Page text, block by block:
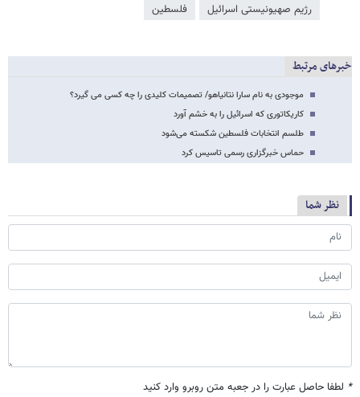
رژیم صهیونیستی اسرائیل فلسطین
خبرهای مرتبط
موجودی به نام سارا نتانیاهو/ تصمیمات کلیدی را چه کسی می گیرد؟
کاریکاتوری که اسرائیل را به خشم آورد
طلسم انتخابات فلسطین شکسته می‌شود
حماس خبرگزاری رسمی تاسیس کرد
نظر شما
* لطفا حاصل عبارت را در جعبه متن روبرو وارد کنید